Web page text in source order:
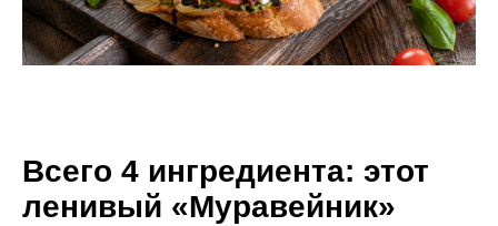
Всего 4 ингредиента: этот
ленивый «Муравейник»